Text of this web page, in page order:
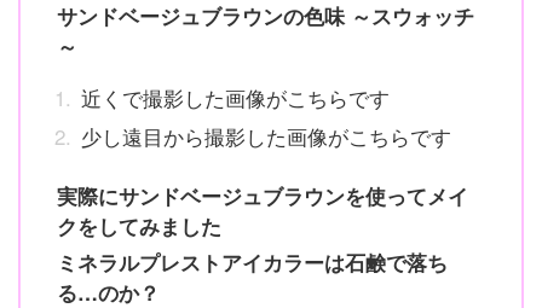
サンドベージュブラウンの色味 ～スウォッチ
～
近くで撮影した画像がこちらです
少し遠目から撮影した画像がこちらです
実際にサンドベージュブラウンを使ってメイ
クをしてみました
ミネラルプレストアイカラーは石鹸で落ち
る…のか？